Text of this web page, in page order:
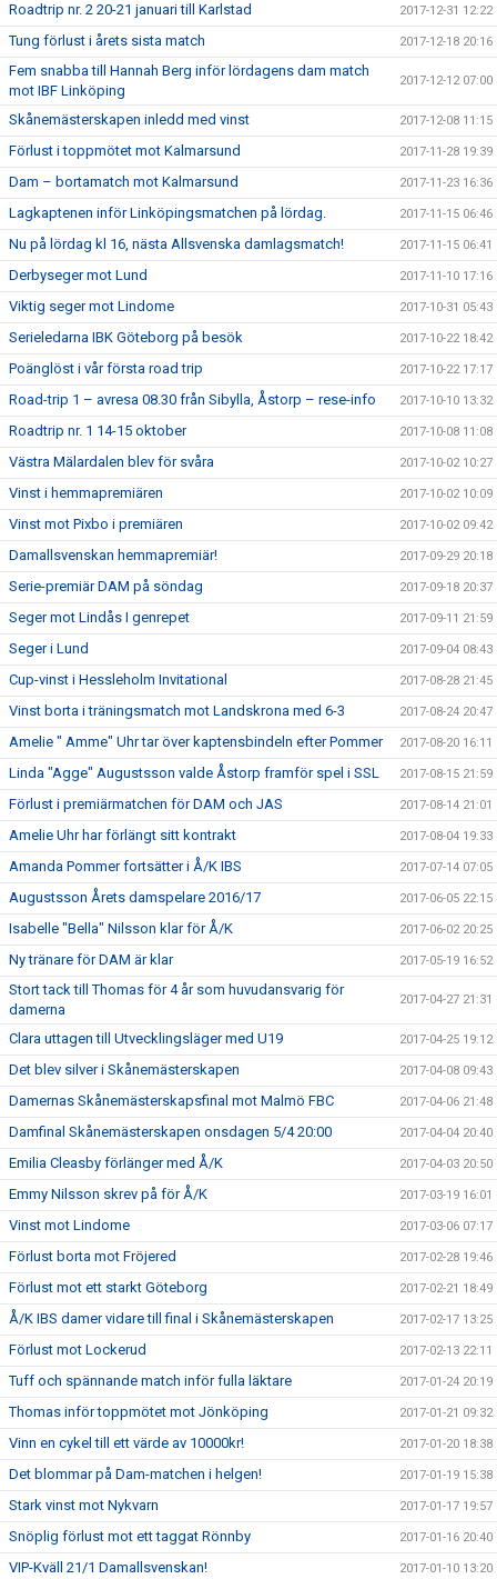
Roadtrip nr. 2 20-21 januari till Karlstad 2017-12-31 12:22
Tung förlust i årets sista match 2017-12-18 20:16
Fem snabba till Hannah Berg inför lördagens dam match
mot IBF Linköping
2017-12-12 07:00
Skånemästerskapen inledd med vinst 2017-12-08 11:15
Förlust i toppmötet mot Kalmarsund 2017-11-28 19:39
Dam – bortamatch mot Kalmarsund 2017-11-23 16:36
Lagkaptenen inför Linköpingsmatchen på lördag. 2017-11-15 06:46
Nu på lördag kl 16, nästa Allsvenska damlagsmatch! 2017-11-15 06:41
Derbyseger mot Lund 2017-11-10 17:16
Viktig seger mot Lindome 2017-10-31 05:43
Serieledarna IBK Göteborg på besök 2017-10-22 18:42
Poänglöst i vår första road trip 2017-10-22 17:17
Road-trip 1 – avresa 08.30 från Sibylla, Åstorp – rese-info 2017-10-10 13:32
Roadtrip nr. 1 14-15 oktober 2017-10-08 11:08
Västra Mälardalen blev för svåra 2017-10-02 10:27
Vinst i hemmapremiären 2017-10-02 10:09
Vinst mot Pixbo i premiären 2017-10-02 09:42
Damallsvenskan hemmapremiär! 2017-09-29 20:18
Serie-premiär DAM på söndag 2017-09-18 20:37
Seger mot Lindås I genrepet 2017-09-11 21:59
Seger i Lund 2017-09-04 08:43
Cup-vinst i Hessleholm Invitational 2017-08-28 21:45
Vinst borta i träningsmatch mot Landskrona med 6-3 2017-08-24 20:47
Amelie " Amme" Uhr tar över kaptensbindeln efter Pommer 2017-08-20 16:11
Linda "Agge" Augustsson valde Åstorp framför spel i SSL 2017-08-15 21:59
Förlust i premiärmatchen för DAM och JAS 2017-08-14 21:01
Amelie Uhr har förlängt sitt kontrakt 2017-08-04 19:33
Amanda Pommer fortsätter i Å/K IBS 2017-07-14 07:05
Augustsson Årets damspelare 2016/17 2017-06-05 22:15
Isabelle "Bella" Nilsson klar för Å/K 2017-06-02 20:25
Ny tränare för DAM är klar 2017-05-19 16:52
Stort tack till Thomas för 4 år som huvudansvarig för
damerna
2017-04-27 21:31
Clara uttagen till Utvecklingsläger med U19 2017-04-25 19:12
Det blev silver i Skånemästerskapen 2017-04-08 09:43
Damernas Skånemästerskapsfinal mot Malmö FBC 2017-04-06 21:48
Damfinal Skånemästerskapen onsdagen 5/4 20:00 2017-04-04 20:40
Emilia Cleasby förlänger med Å/K 2017-04-03 20:50
Emmy Nilsson skrev på för Å/K 2017-03-19 16:01
Vinst mot Lindome 2017-03-06 07:17
Förlust borta mot Fröjered 2017-02-28 19:46
Förlust mot ett starkt Göteborg 2017-02-21 18:49
Å/K IBS damer vidare till final i Skånemästerskapen 2017-02-17 13:25
Förlust mot Lockerud 2017-02-13 22:11
Tuff och spännande match inför fulla läktare 2017-01-24 20:19
Thomas inför toppmötet mot Jönköping 2017-01-21 09:32
Vinn en cykel till ett värde av 10000kr! 2017-01-20 18:38
Det blommar på Dam-matchen i helgen! 2017-01-19 15:38
Stark vinst mot Nykvarn 2017-01-17 19:57
Snöplig förlust mot ett taggat Rönnby 2017-01-16 20:40
VIP-Kväll 21/1 Damallsvenskan! 2017-01-10 13:20